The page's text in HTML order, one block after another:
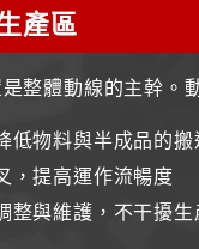
產區
整體動線的主幹。
低物料與半成品的
，提高運作流暢度
整與維護，不干擾生